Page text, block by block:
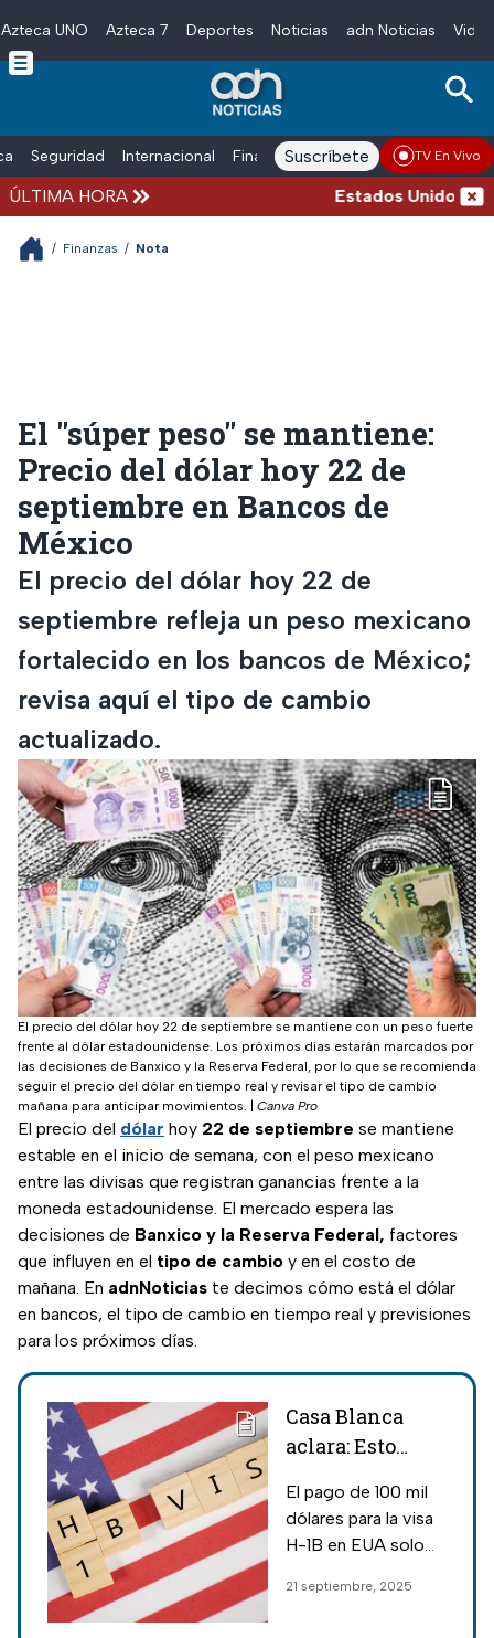
Skip to main content
Azteca UNO Azteca 7 Deportes Noticias adn Noticias
Seguridad Internacional Finanzas adn Noticias Radio
Suscríbete TV En Vivo
ÚLTIMA HORA Estados Unidos
/ Finanzas / Nota
El "súper peso" se mantiene:
Precio del dólar hoy 22 de
septiembre en Bancos de
México
El precio del dólar hoy 22 de
septiembre refleja un peso mexicano
fortalecido en los bancos de México;
revisa aquí el tipo de cambio
actualizado.
El precio del dólar hoy 22 de septiembre se mantiene con un peso fuerte
frente al dólar estadounidense. Los próximos días estarán marcados por
las decisiones de Banxico y la Reserva Federal, por lo que se recomienda
seguir el precio del dólar en tiempo real y revisar el tipo de cambio
mañana para anticipar movimientos.
Canva Pro
El precio del dólar hoy 22 de septiembre se mantiene
estable en el inicio de semana, con el peso mexicano
entre las divisas que registran ganancias frente a la
moneda estadounidense. El mercado espera las
decisiones de Banxico y la Reserva Federal, factores
que influyen en el tipo de cambio y en el costo de
mañana. En adnNoticias te decimos cómo está el dólar
en bancos, el tipo de cambio en tiempo real y previsiones
para los próximos días.
Casa Blanca
aclara: Esto
pago de 100 mil
dólares de la
trabajadores
El pago de 100 mil
dólares para la visa
H-1B en EUA solo
nuevas; no afecta
21 septiembre, 2025